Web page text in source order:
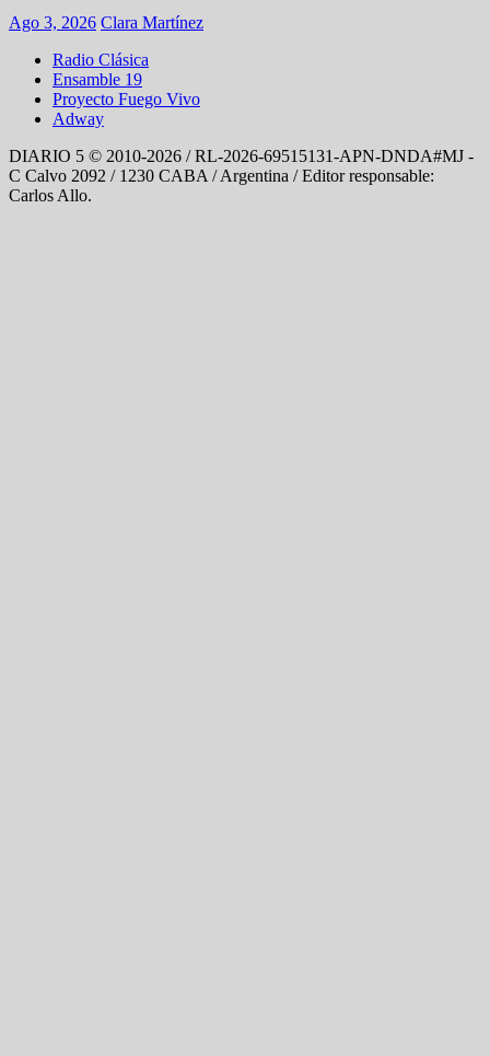
Ago 3, 2026 Clara Martínez
Radio Clásica
Ensamble 19
Proyecto Fuego Vivo
Adway
DIARIO 5 © 2010-2026 / RL-2026-69515131-APN-DNDA#MJ -
C Calvo 2092 / 1230 CABA / Argentina / Editor responsable:
Carlos Allo.